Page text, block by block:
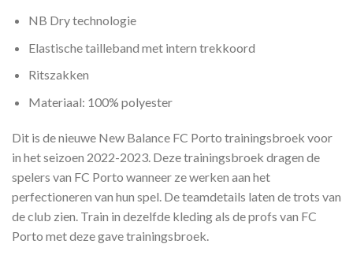
NB Dry technologie
Elastische tailleband met intern trekkoord
Ritszakken
Materiaal: 100% polyester
Dit is de nieuwe New Balance FC Porto trainingsbroek voor
in het seizoen 2022-2023. Deze trainingsbroek dragen de
spelers van FC Porto wanneer ze werken aan het
perfectioneren van hun spel. De teamdetails laten de trots van
de club zien. Train in dezelfde kleding als de profs van FC
Porto met deze gave trainingsbroek.